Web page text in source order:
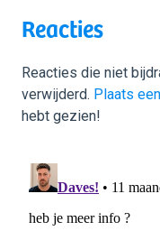
Reacties
Reacties die niet
verwijderd. Plaats
hebt gezien!